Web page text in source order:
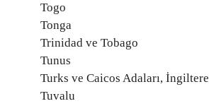
Togo
Tonga
Trinidad ve Tobago
Tunus
Turks ve Caicos Adaları, İngiltere
Tuvalu